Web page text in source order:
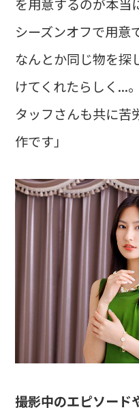
シーズンオフで用意
なんとか同じ物を探
けてくれたらしく...
タッフさんも共に苦
作です」
――撮影中のエピソー